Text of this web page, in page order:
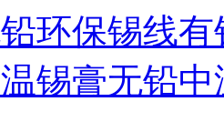
环保锡线有
锡膏无铅